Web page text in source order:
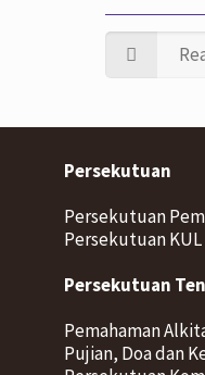
Persekutuan
Persekutuan
Persekutuan KUL
Persekutuan
Pemahaman
Pujian, Doa dan